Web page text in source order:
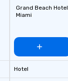
Grand Beach Hotel
Miami
Hotel